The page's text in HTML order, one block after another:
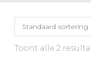
Toont alle 2